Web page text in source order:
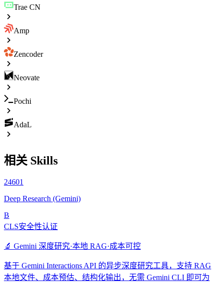
Trae CN
Amp
Zencoder
Neovate
Pochi
AdaL
相关 Skills
24601
Deep Research (Gemini)
B
CLS安全性认证
🔬 Gemini 深度研究·本地 RAG·成本可控
基于 Gemini Interactions API 的异步深度研究工具，支持 RAG
本地文件、成本预估、结构化输出，无需 Gemini CLI 即可为